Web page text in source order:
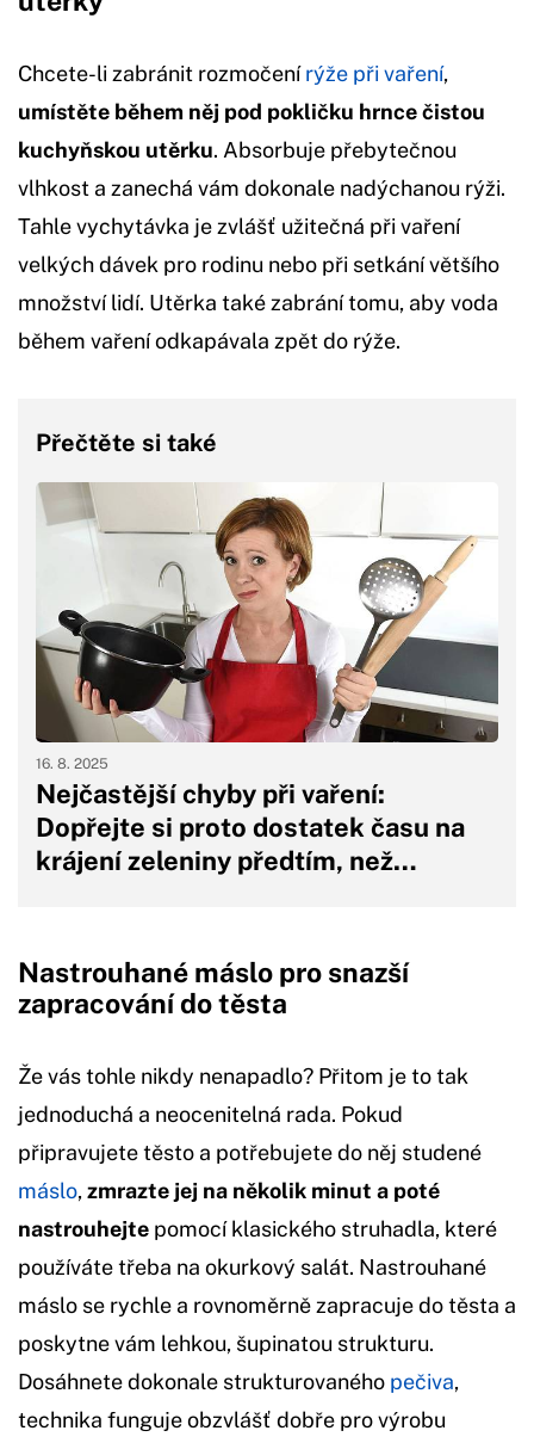
Chcete-li zabránit rozmočenírýže při vaření,
umístěte během něj pod pokličku hrnce čistou
kuchyňskou utěrku. Absorbuje přebytečnou
vlhkost a zanechá vám dokonale nadýchanou rýži.
Tahle vychytávka je zvlášť užitečná při vaření
velkých dávek pro rodinu nebo při setkání většího
množství lidí. Utěrka také zabrání tomu, aby voda
během vaření odkapávala zpět do rýže.
Přečtěte si také
Nejčastější chyby při vaření:
Dopřejte si proto dostatek času na
krájení zeleniny předtím, než…
16. 8. 2025
Nastrouhané máslo pro snazší
zapracování do těsta
Že vás tohle nikdy nenapadlo? Přitom je to tak
jednoduchá a neocenitelná rada. Pokud
připravujete těsto a potřebujete do něj studené
máslo,zmrazte jej na několik minut a poté
nastrouhejte pomocí klasického struhadla, které
používáte třeba na okurkový salát. Nastrouhané
máslo se rychle a rovnoměrně zapracuje do těsta a
poskytne vám lehkou, šupinatou strukturu.
Dosáhnete dokonale strukturovaného pečiva,
technika funguje obzvlášť dobře pro výrobu